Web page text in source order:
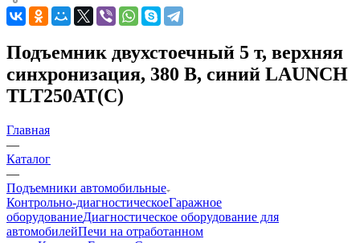
Подъемник двухстоечный 5 т, верхняя
синхронизация, 380 В, синий LAUNCH
TLT250AT(C)
Главная
—
Каталог
—
Подъемники автомобильные
Контрольно-диагностическоеГаражное
оборудованиеДиагностическое оборудование для
автомобилейПечи на отработанном